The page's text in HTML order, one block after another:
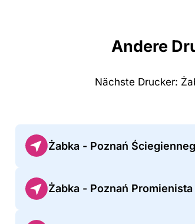
Andere
Nächste Drucker:
Żabka - Poznań
Żabka - Poznań Promienista